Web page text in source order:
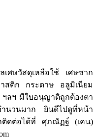
ษวัสดุเหลือใช้ เศษซาก
สติก กระดาษ อลูมิเนียม
ลฯ มีใบอนุญาติถูกต้องตา
นวนมาก ยินดีไปดูที่หน้า
ติดต่อได้ที่ ศุภณัฏฐ์ (เคน)